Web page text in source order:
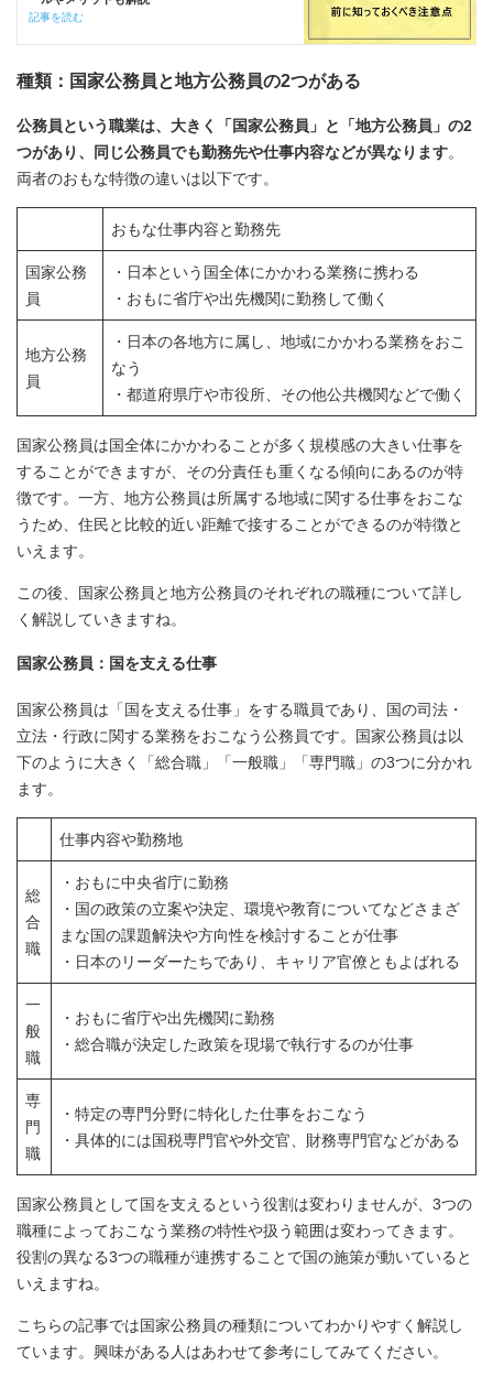
記事を読む
種類：国家公務員と地方公務員の2つがある
公務員という職業は、大きく「国家公務員」と「地方公務員」の2
つがあり、同じ公務員でも勤務先や仕事内容などが異なります。
両者のおもな特徴の違いは以下です。
おもな仕事内容と勤務先
国家公務
員
・日本という国全体にかかわる業務に携わる
・おもに省庁や出先機関に勤務して働く
地方公務
員
・日本の各地方に属し、地域にかかわる業務をおこ
なう
・都道府県庁や市役所、その他公共機関などで働く
国家公務員は国全体にかかわることが多く規模感の大きい仕事を
することができますが、その分責任も重くなる傾向にあるのが特
徴です。一方、地方公務員は所属する地域に関する仕事をおこな
うため、住民と比較的近い距離で接することができるのが特徴と
いえます。
この後、国家公務員と地方公務員のそれぞれの職種について詳し
く解説していきますね。
国家公務員：国を支える仕事
国家公務員は「国を支える仕事」をする職員であり、国の司法・
立法・行政に関する業務をおこなう公務員です。国家公務員は以
下のように大きく「総合職」「一般職」「専門職」の3つに分かれ
ます。
仕事内容や勤務地
総
合
職
・おもに中央省庁に勤務
・国の政策の立案や決定、環境や教育についてなどさまざ
まな国の課題解決や方向性を検討することが仕事
・日本のリーダーたちであり、キャリア官僚ともよばれる
一
般
職
・おもに省庁や出先機関に勤務
・総合職が決定した政策を現場で執行するのが仕事
専
門
職
・特定の専門分野に特化した仕事をおこなう
・具体的には国税専門官や外交官、財務専門官などがある
国家公務員として国を支えるという役割は変わりませんが、3つの
職種によっておこなう業務の特性や扱う範囲は変わってきます。
役割の異なる3つの職種が連携することで国の施策が動いていると
いえますね。
こちらの記事では国家公務員の種類についてわかりやすく解説し
ています。興味がある人はあわせて参考にしてみてください。